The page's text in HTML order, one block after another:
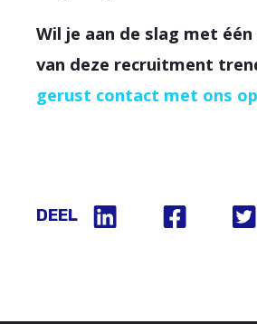
Wil je aan de slag met
van deze recruitment
gerust contact met ons
DEEL